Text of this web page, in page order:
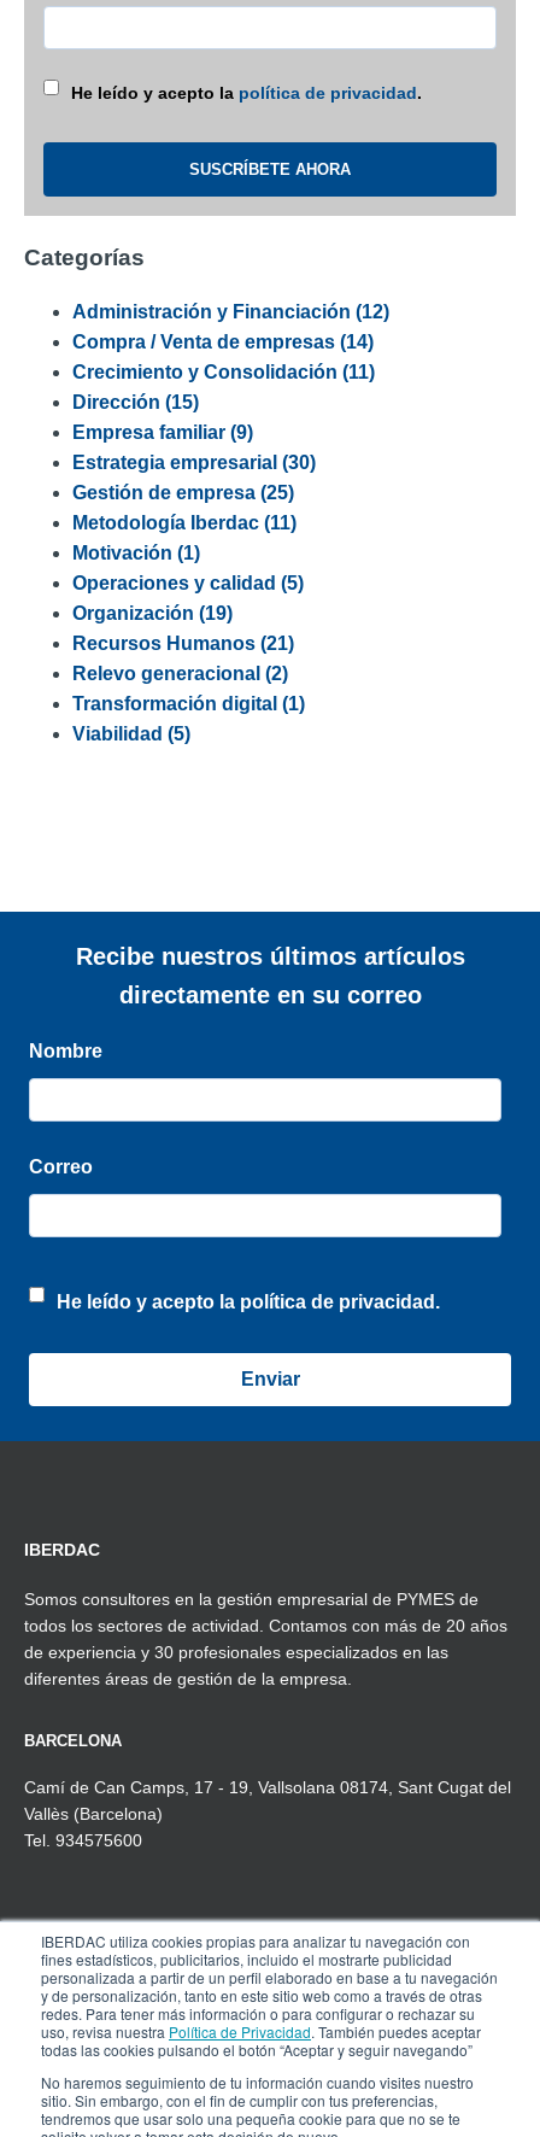
IBERDAC utiliza cookies propias para analizar tu navegación con
fines estadísticos, publicitarios, incluido el mostrarte publicidad
personalizada a partir de un perfil elaborado en base a tu navegación
y de personalización, tanto en este sitio web como a través de otras
redes. Para tener más información o para configurar o rechazar su
uso, revisa nuestra Política de Privacidad. También puedes aceptar
todas las cookies pulsando el botón “Aceptar y seguir navegando”
No haremos seguimiento de tu información cuando visites nuestro
sitio. Sin embargo, con el fin de cumplir con tus preferencias,
tendremos que usar solo una pequeña cookie para que no se te
He leído y acepto la política de privacidad.
Categorías
Administración y Financiación (12)
Compra / Venta de empresas (14)
Crecimiento y Consolidación (11)
Dirección (15)
Empresa familiar (9)
Estrategia empresarial (30)
Gestión de empresa (25)
Metodología Iberdac (11)
Motivación (1)
Operaciones y calidad (5)
Organización (19)
Recursos Humanos (21)
Relevo generacional (2)
Transformación digital (1)
Viabilidad (5)
Recibe nuestros últimos artículos
directamente en su correo
Nombre
Correo
He leído y acepto la política de privacidad.
IBERDAC
Somos consultores en la gestión empresarial de PYMES de
todos los sectores de actividad. Contamos con más de 20 años
de experiencia y 30 profesionales especializados en las
diferentes áreas de gestión de la empresa.
BARCELONA
Camí de Can Camps, 17 - 19, Vallsolana 08174, Sant Cugat del
Vallès (Barcelona)
Tel. 934575600
MADRID
Pº de la Castellana, 91, 4º-1ª
28046 Madrid
Tel. 910 608 737
© COPYRIGHT IBERDAC 2025 – Todos los